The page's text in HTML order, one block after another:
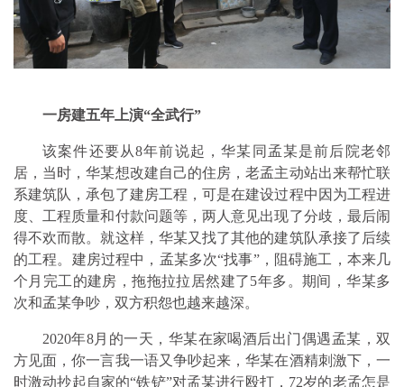
一房建五年上演“全武行”
该案件还要从8年前说起，华某同孟某是前后院老邻
居，当时，华某想改建自己的住房，老孟主动站出来帮忙联
系建筑队，承包了建房工程，可是在建设过程中因为工程进
度、工程质量和付款问题等，两人意见出现了分歧，最后闹
得不欢而散。就这样，华某又找了其他的建筑队承接了后续
的工程。建房过程中，孟某多次“找事”，阻碍施工，本来几
个月完工的建房，拖拖拉拉居然建了5年多。期间，华某多
次和孟某争吵，双方积怨也越来越深。
2020年8月的一天，华某在家喝酒后出门偶遇孟某，双
方见面，你一言我一语又争吵起来，华某在酒精刺激下，一
时激动抄起自家的“铁铲”对孟某进行殴打，72岁的老孟怎是